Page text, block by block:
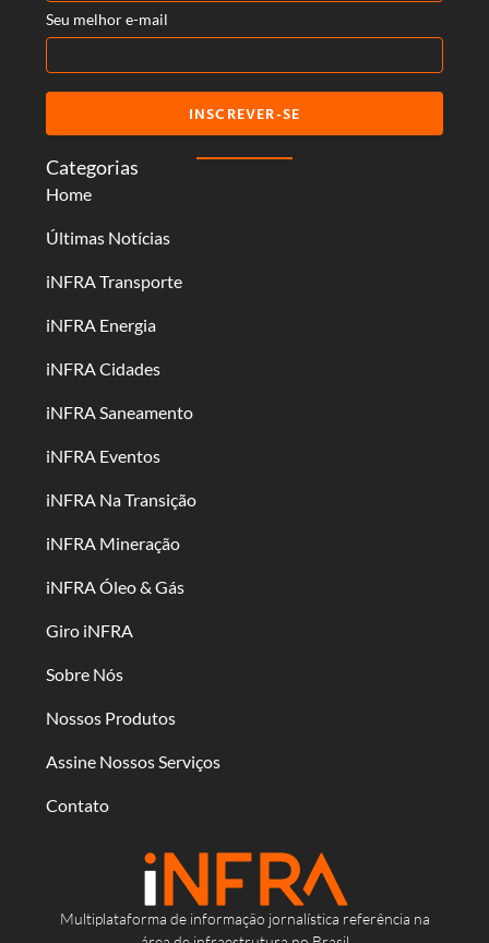
Multiplataforma de informação jornalística referência na
Categorias
Home
Últimas Notícias
iNFRA Transporte
iNFRA Energia
iNFRA Cidades
iNFRA Saneamento
iNFRA Eventos
iNFRA Na Transição
iNFRA Mineração
iNFRA Óleo & Gás
Giro iNFRA
Sobre Nós
Nossos Produtos
Assine Nossos Serviços
Contato
Seu melhor e-mail
INSCREVER-SE